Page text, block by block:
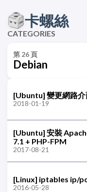
卡螺絲
CATEGORIES
第 26 頁
Debian
[Ubuntu] 變更網路
2018-01-19
[Ubuntu] 安裝
7.1 + PHP-FPM
2017-08-21
[Linux] iptables ip/
2016-05-28